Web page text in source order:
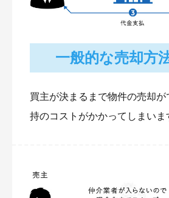
一般的な売却方
買主が決まるまで物件の売却が
持のコストがかかってしまいま